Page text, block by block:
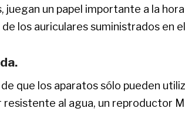
juegan un papel importante a la
los auriculares suministrados en
que los aparatos sólo pueden
resistente al agua, un reproductor